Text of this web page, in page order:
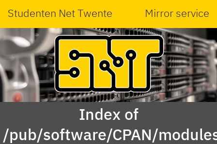
Studenten Net Twente Mirror service
Index of
/pub/software/CPAN/